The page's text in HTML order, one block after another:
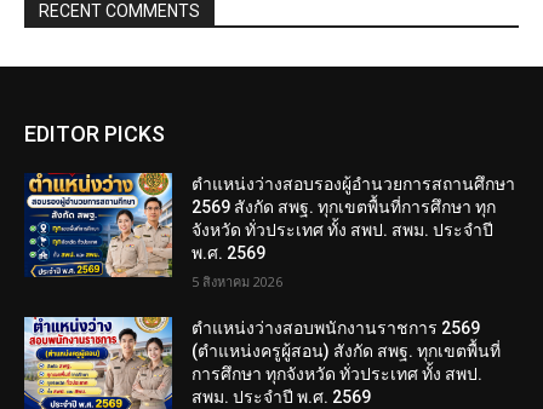
RECENT COMMENTS
EDITOR PICKS
ตำแหน่งว่างสอบรองผู้อำนวยการสถานศึกษา
2569 สังกัด สพฐ. ทุกเขตพื้นที่การศึกษา ทุก
จังหวัด ทั่วประเทศ ทั้ง สพป. สพม. ประจำปี
พ.ศ. 2569
5 สิงหาคม 2026
ตำแหน่งว่างสอบพนักงานราชการ 2569
(ตำแหน่งครูผู้สอน) สังกัด สพฐ. ทุกเขตพื้นที่
การศึกษา ทุกจังหวัด ทั่วประเทศ ทั้ง สพป.
สพม. ประจำปี พ.ศ. 2569